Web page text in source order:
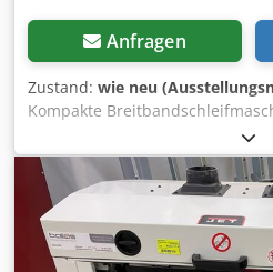
Anfragen
Zustand: wie neu
Kompakte
Kombischleifaggregat
Ausschalten des Schleifschuhs
Ausschalten der Walze vom
Steuerung Fox 500 KTR -
mit Ein- u Auslauf -
Taster Artikelnummer: